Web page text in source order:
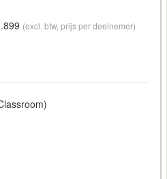
(excl. btw, prijs per deelnemer)